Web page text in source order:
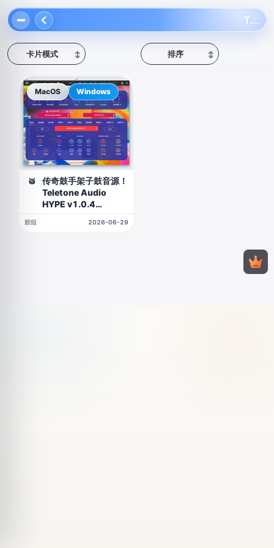
卡片模式 ↕ 排序 ↕
🥁
传奇鼓手架子鼓音源！
Teletone Audio
HYPE v1.0.4
鼓组 2026-06-29
MacOS Windows
Teletone Audio